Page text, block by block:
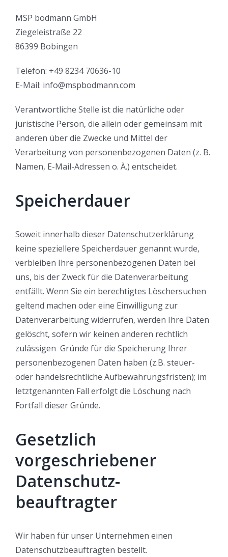
MSP bodmann GmbH
Ziegeleistraße 22
86399 Bobingen
Telefon: +49 8234 70636-10
E-Mail: info@mspbodmann.com
Verantwortliche Stelle ist die natürliche oder
juristische Person, die allein oder gemeinsam mit
anderen über die Zwecke und Mittel der
Verarbeitung von personenbezogenen Daten (z. B.
Namen, E-Mail-Adressen o. Ä.) entscheidet.
Speicherdauer
Soweit innerhalb dieser Datenschutzerklärung
keine speziellere Speicherdauer genannt wurde,
verbleiben Ihre personenbezogenen Daten bei
uns, bis der Zweck für die Datenverarbeitung
entfällt. Wenn Sie ein berechtigtes Löschersuchen
geltend machen oder eine Einwilligung zur
Datenverarbeitung widerrufen, werden Ihre Daten
gelöscht, sofern wir keinen anderen rechtlich
zulässigen Gründe für die Speicherung Ihrer
personenbezogenen Daten haben (z.B. steuer-
oder handelsrechtliche Aufbewahrungsfristen); im
letztgenannten Fall erfolgt die Löschung nach
Fortfall dieser Gründe.
Gesetzlich
vorgeschriebener
Datenschutz­
beauftragter
Wir haben für unser Unternehmen einen
Datenschutzbeauftragten bestellt.